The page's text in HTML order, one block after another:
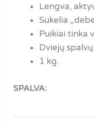
Lengva,
Sukelia
Puikiai tinka
Dviejų
1 kg.
SPALVA: